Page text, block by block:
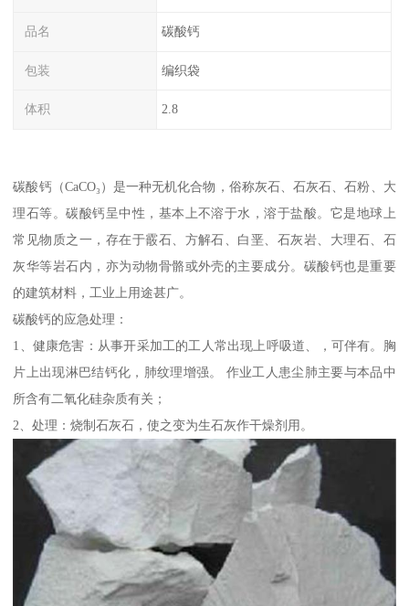
品名 碳酸钙
包装 编织袋
体积 2.8
碳酸钙（CaCO₃）是一种无机化合物，俗称灰石、石灰石、石粉、大
理石等。碳酸钙呈中性，基本上不溶于水，溶于盐酸。它是地球上
常见物质之一，存在于霰石、方解石、白垩、石灰岩、大理石、石
灰华等岩石内，亦为动物骨骼或外壳的主要成分。碳酸钙也是重要
的建筑材料，工业上用途甚广。
碳酸钙的应急处理：
1、健康危害：从事开采加工的工人常出现上呼吸道、，可伴有。胸
片上出现淋巴结钙化，肺纹理增强。 作业工人患尘肺主要与本品中
所含有二氧化硅杂质有关；
2、处理：烧制石灰石，使之变为生石灰作干燥剂用。